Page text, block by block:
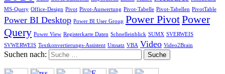
MS-Query Office-Design Pivot Pivot-Auswertung Pivot-Tabelle Pivot-Tabellen PivotTable
Power BI Desktop Power BI User Group Power PivotPower
Query Power View Registerkarte Daten Schnelleinblick SUMX SVERWEIS
SVWERWEIS Textkonvertierungs-Assistent Umsatz VBA Video Video2Brain
Suchen nach: